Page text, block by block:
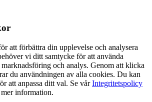
att förbättra din upplevelse och analysera
vi ditt samtycke för att använda
och analys. Genom att klicka
du användningen av alla cookies. Du kan
att anpassa ditt val. Se vårIntegritetspolicy
information.